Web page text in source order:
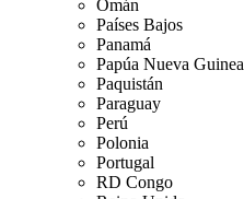
Omán
Países Bajos
Panamá
Papúa Nueva Guinea
Paquistán
Paraguay
Perú
Polonia
Portugal
RD Congo